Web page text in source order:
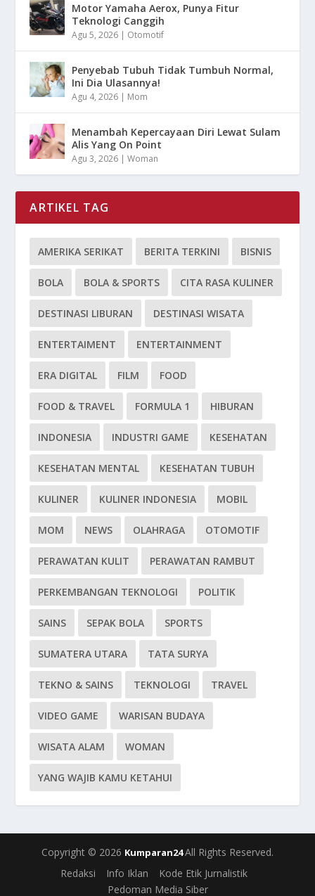
Motor Yamaha Aerox, Punya Fitur
Teknologi Canggih
Agu 5, 2026 | Otomotif
Penyebab Tubuh Tidak Tumbuh Normal,
Ini Dia Ulasannya!
Agu 4, 2026 | Mom
Menambah Kepercayaan Diri Lewat Sulam
Alis Yang On Point
Agu 3, 2026 |Woman
ARTIKEL TAG
AMERIKA SERIKAT BERITA TERKINI BISNIS
BOLA BOLA & SPORTS CITA RASA KULINER
DESTINASI LIBURAN DESTINASI WISATA
ENTERTAIMENT ENTERTAINMENT
ERA DIGITAL FILM FOOD
FOOD & TRAVEL FORMULA 1 HIBURAN
INDONESIA INDUSTRI GAME KESEHATAN
KESEHATAN MENTAL KESEHATAN TUBUH
KULINER KULINER INDONESIA MOBIL
MOM NEWS OLAHRAGA OTOMOTIF
PERAWATAN KULIT PERAWATAN RAMBUT
PERKEMBANGAN TEKNOLOGI POLITIK
SAINS SEPAK BOLA SPORTS
SUMATERA UTARA TATA SURYA
TEKNO & SAINS TEKNOLOGI TRAVEL
VIDEO GAME WARISAN BUDAYA
WISATA ALAM WOMAN
YANG WAJIB KAMU KETAHUI
Copyright © 2026 Kumparan24All Rights Reserved.
Redaksi
Info Iklan
Kode Etik Jurnalistik
Pedoman Media Siber